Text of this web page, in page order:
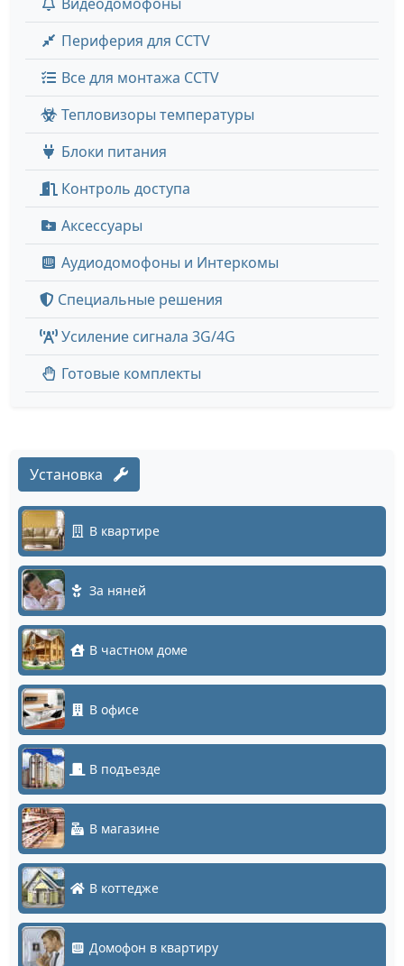
Периферия для CCTV
Все для монтажа CCTV
Тепловизоры температуры
Блоки питания
Контроль доступа
Аксессуары
Аудиодомофоны и Интеркомы
Специальные решения
Усиление сигнала 3G/4G
Готовые комплекты
Установка
В квартире
За няней
В частном доме
В офисе
В подъезде
В магазине
В коттедже
Домофон в квартиру